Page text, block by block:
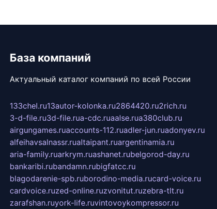
База компаний
Актуальный каталог компаний по всей России
133chel.ru13autor-kolonka.ru2864420.ru2rich.ru
3-d-file.ru3d-file.rua-cdc.ruaalse.rua380club.ru
airgungames.ruaccounts-112.ruadler-jun.ruadonyev.ru
alfeihavsalnassr.rualtaipant.ruargentinamia.ru
aria-family.ruarkrym.ruashanet.rubelgorod-day.ru
bankaribi.rubandamn.rubigfatcc.ru
blagodarenie-spb.ruborodino-media.rucard-voice.ru
cardvoice.ruzed-online.ruzvonitut.ruzebra-tlt.ru
zarafshan.ruyork-life.ruvintovoykompressor.ru